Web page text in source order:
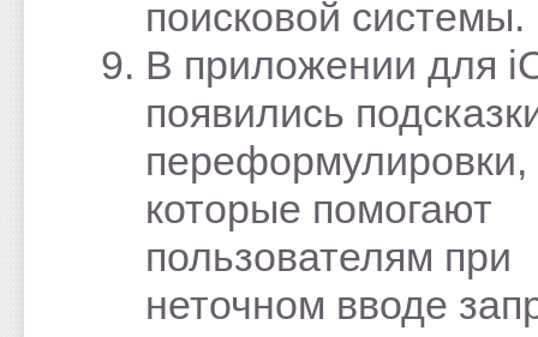
поисковой системы.
В приложении для
появились
переформулировки,
которые помогают
пользователям при
неточном вводе